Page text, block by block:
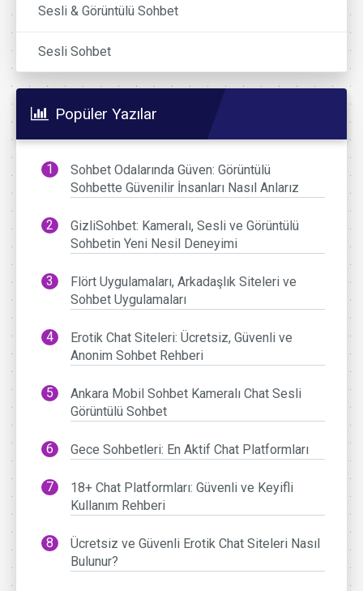
Sesli & Görüntülü Sohbet
Sesli Sohbet
Popüler Yazılar
Sohbet Odalarında Güven: Görüntülü
Sohbette Güvenilir İnsanları Nasıl Anlarız
GizliSohbet: Kameralı, Sesli ve Görüntülü
Sohbetin Yeni Nesil Deneyimi
Flört Uygulamaları, Arkadaşlık Siteleri ve
Sohbet Uygulamaları
Erotik Chat Siteleri: Ücretsiz, Güvenli ve
Anonim Sohbet Rehberi
Ankara Mobil Sohbet Kameralı Chat Sesli
Görüntülü Sohbet
Gece Sohbetleri: En Aktif Chat Platformları
18+ Chat Platformları: Güvenli ve Keyifli
Kullanım Rehberi
Ücretsiz ve Güvenli Erotik Chat Siteleri Nasıl
Bulunur?